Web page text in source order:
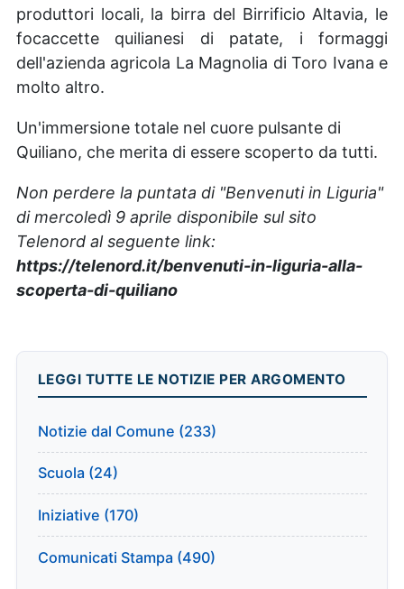
produttori locali, la birra del Birrificio Altavia, le
focaccette quilianesi di patate, i formaggi
dell'azienda agricola La Magnolia di Toro Ivana e
molto altro.
Un'immersione totale nel cuore pulsante di
Quiliano, che merita di essere scoperto da tutti.
Non perdere la puntata di "Benvenuti in Liguria"
di mercoledì 9 aprile disponibile sul sito
Telenord al seguente link:
https://telenord.it/benvenuti-in-liguria-alla-
scoperta-di-quiliano
LEGGI TUTTE LE NOTIZIE PER ARGOMENTO
Notizie dal Comune (233)
Scuola (24)
Iniziative (170)
Comunicati Stampa (490)